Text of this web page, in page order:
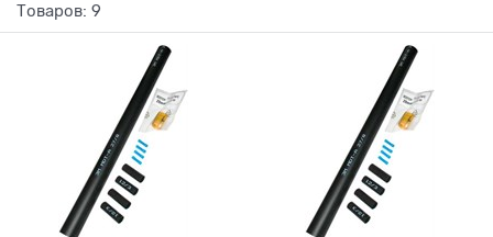
Товаров: 9